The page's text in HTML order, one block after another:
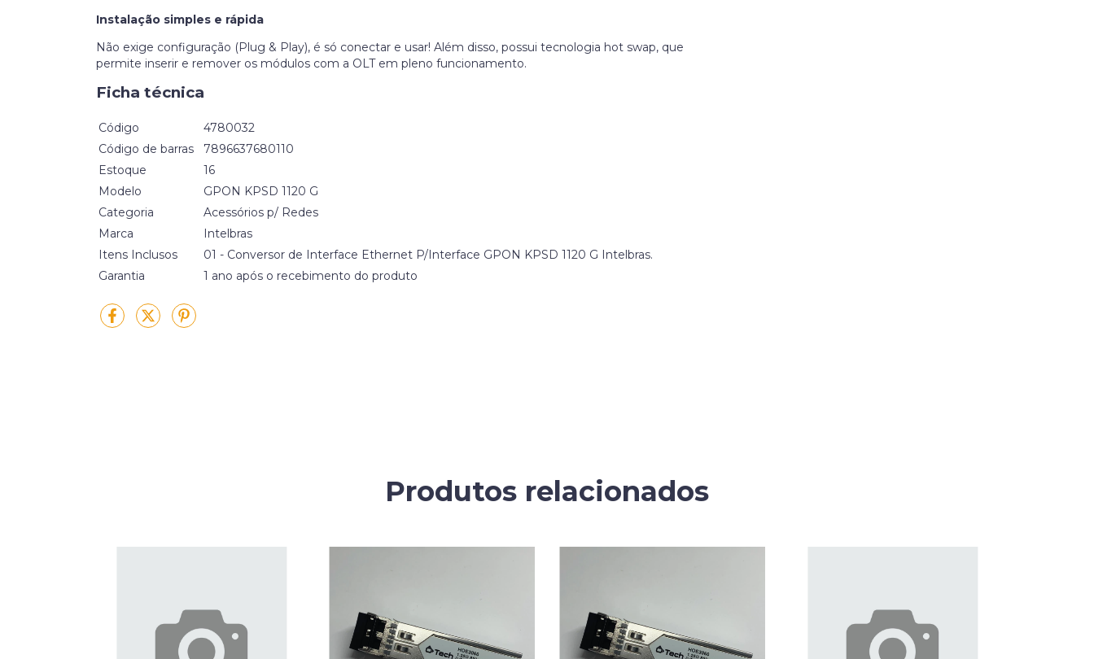
Instalação simples e rápida
Não exige configuração (Plug & Play), é só conectar e usar! Além disso, possui tecnologia hot swap, que
permite inserir e remover os módulos com a OLT em pleno funcionamento.
Ficha técnica
Código
4780032
Código de barras
7896637680110
Estoque
16
Modelo
GPON KPSD 1120 G
Categoria
Acessórios p/ Redes
Marca
Intelbras
Itens Inclusos
01 - Conversor de Interface Ethernet P/Interface GPON KPSD 1120 G Intelbras.
Garantia
1 ano após o recebimento do produto
Produtos relacionados